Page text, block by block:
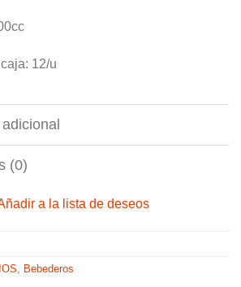
12/u
(0)
a la lista de deseos
Bebederos